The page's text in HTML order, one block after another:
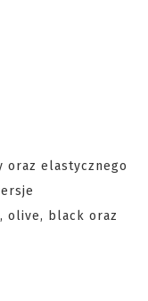
oraz elastycznego
olive, black oraz